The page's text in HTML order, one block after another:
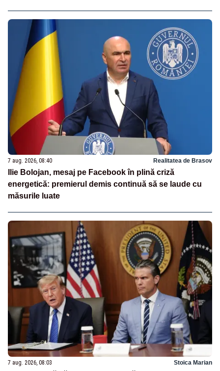
7 aug. 2026, 08:40 Realitatea de Brasov
Ilie Bolojan, mesaj pe Facebook în plină criză
energetică: premierul demis continuă să se laude cu
măsurile luate
7 aug. 2026, 08:03 Stoica Marian